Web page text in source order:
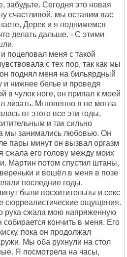
Сегодня это новая
счастливой, мы оставим вас
Дерек и я поднимемся
делать дальше. - С этими
поцеловал меня с такой
с тех пор, так как мы
поднял меня на бильярдный
и нижнее белье и проведя
в чулок ноге, он припал к моей
лизать. Мгновенно я не могла
от этого все эти годы,
и так сильно
мы занимались любовью. Он
пары минут он вызвал оргазм
сжала его голову между моих
Мартин потом спустил штаны,
и вошёл в меня в позе
последние годы.
были восхитительны и секс
сюрреалистические ощущения.
рука сжала мою напряженную
собирается кончить в меня. Его
пока он продолжал
Мы оба рухнули на стол
Я посмотрела на часы,